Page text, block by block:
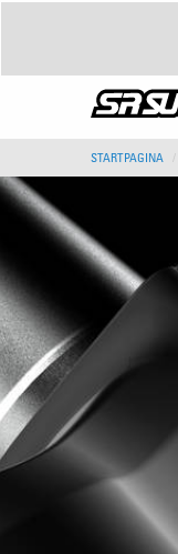
STARTPAGINA